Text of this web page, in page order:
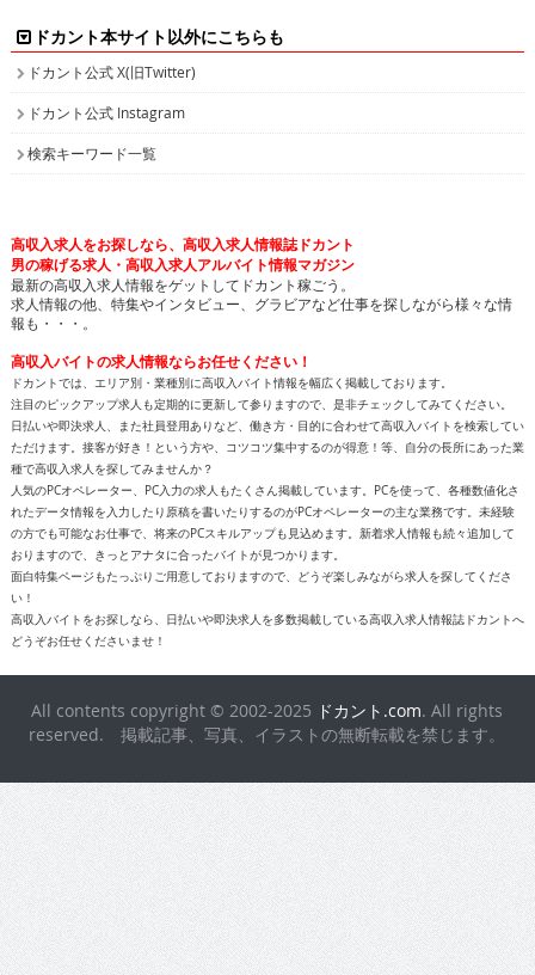
ドカント本サイト以外にこちらも
ドカント公式 X(旧Twitter)
ドカント公式 Instagram
検索キーワード一覧
高収入求人をお探しなら、高収入求人情報誌ドカント
男の稼げる求人・高収入求人アルバイト情報マガジン
最新の高収入求人情報をゲットしてドカント稼ごう。
求人情報の他、特集やインタビュー、グラビアなど仕事を探しながら様々な情
報も・・・。
高収入バイトの求人情報ならお任せください！
ドカントでは、エリア別・業種別に高収入バイト情報を幅広く掲載しております。
注目のピックアップ求人も定期的に更新して参りますので、是非チェックしてみてください。
日払いや即決求人、また社員登用ありなど、働き方・目的に合わせて高収入バイトを検索してい
ただけます。接客が好き！という方や、コツコツ集中するのが得意！等、自分の長所にあった業
種で高収入求人を探してみませんか？
人気のPCオペレーター、PC入力の求人もたくさん掲載しています。PCを使って、各種数値化さ
れたデータ情報を入力したり原稿を書いたりするのがPCオペレーターの主な業務です。未経験
の方でも可能なお仕事で、将来のPCスキルアップも見込めます。新着求人情報も続々追加して
おりますので、きっとアナタに合ったバイトが見つかります。
面白特集ページもたっぷりご用意しておりますので、どうぞ楽しみながら求人を探してくださ
い！
高収入バイトをお探しなら、日払いや即決求人を多数掲載している高収入求人情報誌ドカントへ
どうぞお任せくださいませ！
All contents copyright © 2002-2025 ドカント.com. All rights
reserved. 掲載記事、写真、イラストの無断転載を禁じます。